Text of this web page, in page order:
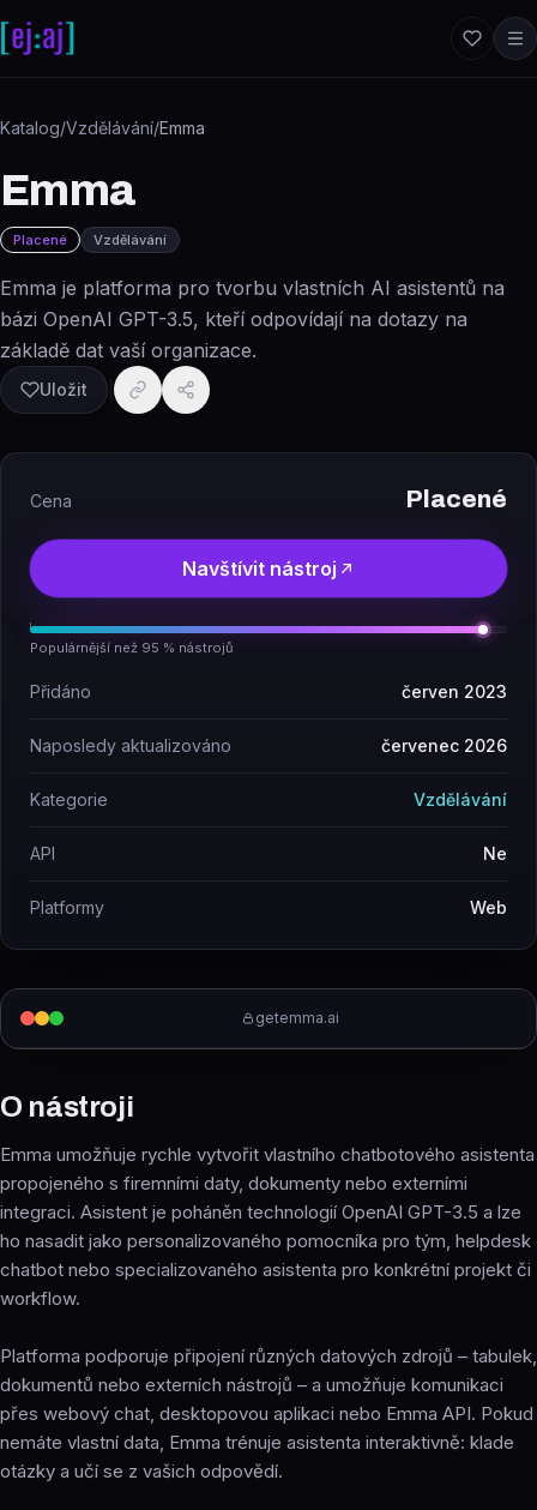
Katalog/Vzdělávání/Emma
Emma
Placené Vzdělávání
Emma je platforma pro tvorbu vlastních AI asistentů na
bázi OpenAI GPT-3.5, kteří odpovídají na dotazy na
základě dat vaší organizace.
Uložit
getemma.ai
O nástroji
Emma umožňuje rychle vytvořit vlastního chatbotového asistenta
propojeného s firemními daty, dokumenty nebo externími
integraci. Asistent je poháněn technologií OpenAI GPT-3.5 a lze
ho nasadit jako personalizovaného pomocníka pro tým, helpdesk
chatbot nebo specializovaného asistenta pro konkrétní projekt či
workflow.
Platforma podporuje připojení různých datových zdrojů – tabulek,
dokumentů nebo externích nástrojů – a umožňuje komunikaci
přes webový chat, desktopovou aplikaci nebo Emma API. Pokud
nemáte vlastní data, Emma trénuje asistenta interaktivně: klade
otázky a učí se z vašich odpovědí.
Cena Placené
Navštívit nástroj
Populárnější než 95 % nástrojů
Přidáno červen 2023
Naposledy aktualizováno červenec 2026
Kategorie Vzdělávání
API Ne
Platformy Web